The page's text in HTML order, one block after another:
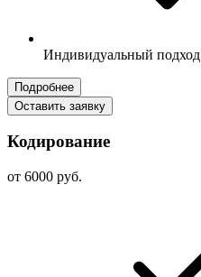
Индивидуальный подход
Подробнее
Оставить заявку
Кодирование
от 6000 руб.